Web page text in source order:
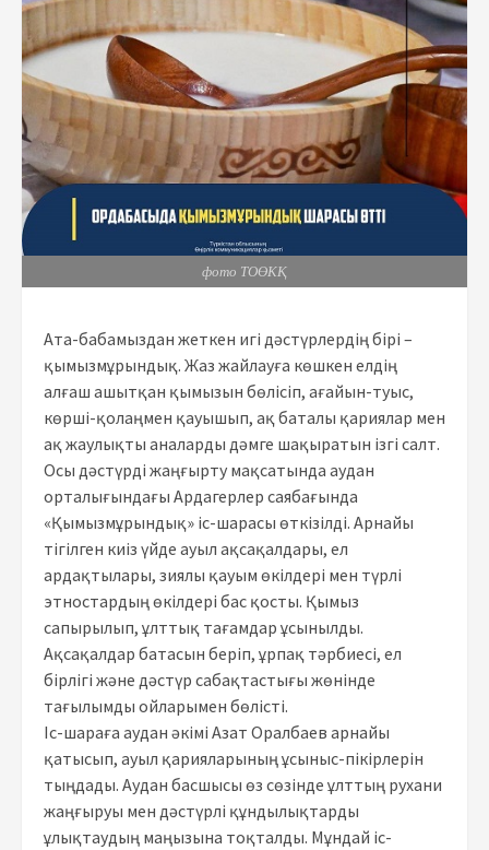
фото ТОӨКҚ
Ата-бабамыздан жеткен игі дәстүрлердің бірі –
қымызмұрындық. Жаз жайлауға көшкен елдің
алғаш ашытқан қымызын бөлісіп, ағайын-туыс,
көрші-қолаңмен қауышып, ақ баталы қариялар мен
ақ жаулықты аналарды дәмге шақыратын ізгі салт.
Осы дәстүрді жаңғырту мақсатында аудан
орталығындағы Ардагерлер саябағында
«Қымызмұрындық» іс-шарасы өткізілді. Арнайы
тігілген киіз үйде ауыл ақсақалдары, ел
ардақтылары, зиялы қауым өкілдері мен түрлі
этностардың өкілдері бас қосты. Қымыз
сапырылып, ұлттық тағамдар ұсынылды.
Ақсақалдар батасын беріп, ұрпақ тәрбиесі, ел
бірлігі және дәстүр сабақтастығы жөнінде
тағылымды ойларымен бөлісті.
Іс-шараға аудан әкімі Азат Оралбаев арнайы
қатысып, ауыл қарияларының ұсыныс-пікірлерін
тыңдады. Аудан басшысы өз сөзінде ұлттың рухани
жаңғыруы мен дәстүрлі құндылықтарды
ұлықтаудың маңызына тоқталды. Мұндай іс-